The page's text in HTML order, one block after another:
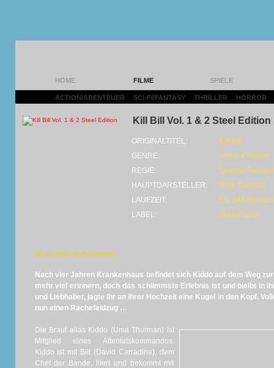
HOME FILME SPIELE
ACTION/ABENTEUER SCI-FI/FANTASY THRILLER HORROR
Kill Bill Vol. 1 & 2 Steel Edition
ORIGINALTITEL:
Kill Bill
GENRE:
Action • Thriller
REGIE:
Quentin
HAUPTDARSTELLER:
Uma Thurman
LAUFZEIT:
Ca. 248 Minuten
LABEL:
Studiocanal
05.04.2012 von Panikmike
Nach vier Jahren Krankenhaus befindet sich Kiddo auf dem Weg
mehr viel erinnern, doch das schlimmste Erlebnis ist und bleibt in
und Liebhaber, jagte ihr an ihrer Hochzeit eine Kugel in den Kopf.
nun einen Rachefeldzug …
Die Braut alias Kiddo (Uma Thurman) ist
Mitglied eines Attentatskommandos.
Kiddo ist mit Bill (David Carradine), dem
Chef der Bande, liiert und bekommt mit